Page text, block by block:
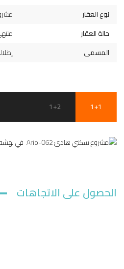
نوع العقار
حالة العقار
المسمى
1+1
1+2
الحصول على الاتجاهات